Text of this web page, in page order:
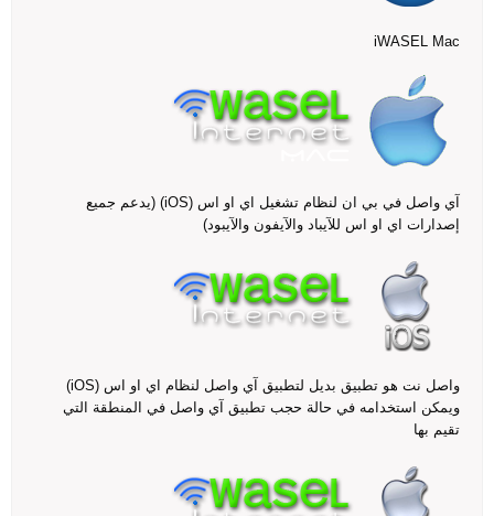
iWASEL Mac
آي واصل في بي ان لنظام تشغيل اي او اس (iOS) (يدعم جميع
إصدارات اي او اس للآيباد والآيفون والآيبود)
واصل نت هو تطبيق بديل لتطبيق آي واصل لنظام اي او اس (iOS)
ويمكن استخدامه في حالة حجب تطبيق آي واصل في المنطقة التي
تقيم بها